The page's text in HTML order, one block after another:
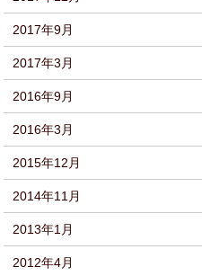
2017年9月
2017年3月
2016年9月
2016年3月
2015年12月
2014年11月
2013年1月
2012年4月